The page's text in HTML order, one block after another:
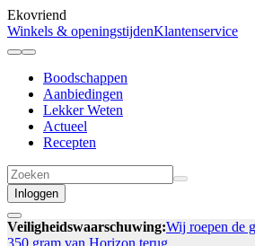
Ekovriend
Winkels & openingstijdenKlantenservice
Boodschappen
Aanbiedingen
Lekker Weten
Actueel
Recepten
Inloggen
Veiligheidswaarschuwing:Wij roepen de
350 gram van Horizon terug.